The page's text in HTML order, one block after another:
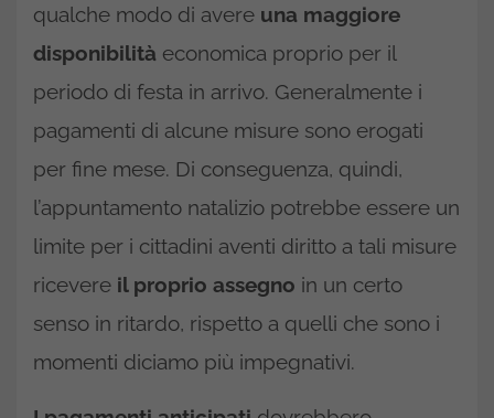
qualche modo di avere una maggiore
disponibilità economica proprio per il
periodo di festa in arrivo. Generalmente i
pagamenti di alcune misure sono erogati
per fine mese. Di conseguenza, quindi,
l’appuntamento natalizio potrebbe essere un
limite per i cittadini aventi diritto a tali misure
ricevere il proprio assegno in un certo
senso in ritardo, rispetto a quelli che sono i
momenti diciamo più impegnativi.